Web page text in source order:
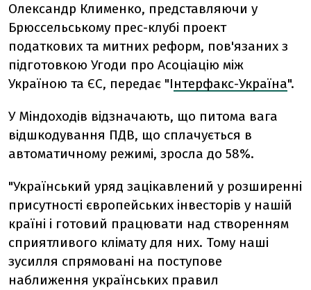
Олександр Клименко, представляючи у
Брюссельському прес-клубі проект
податкових та митних реформ, пов'язаних з
підготовкою Угоди про Асоціацію між
Україною та ЄС, передає "Інтерфакс-Україна".
У Міндоходів відзначають, що питома вага
відшкодування ПДВ, що сплачується в
автоматичному режимі, зросла до 58%.
"Український уряд зацікавлений у розширенні
присутності європейських інвесторів у нашій
країні і готовий працювати над створенням
сприятливого клімату для них. Тому наші
зусилля спрямовані на поступове
наближення українських правил